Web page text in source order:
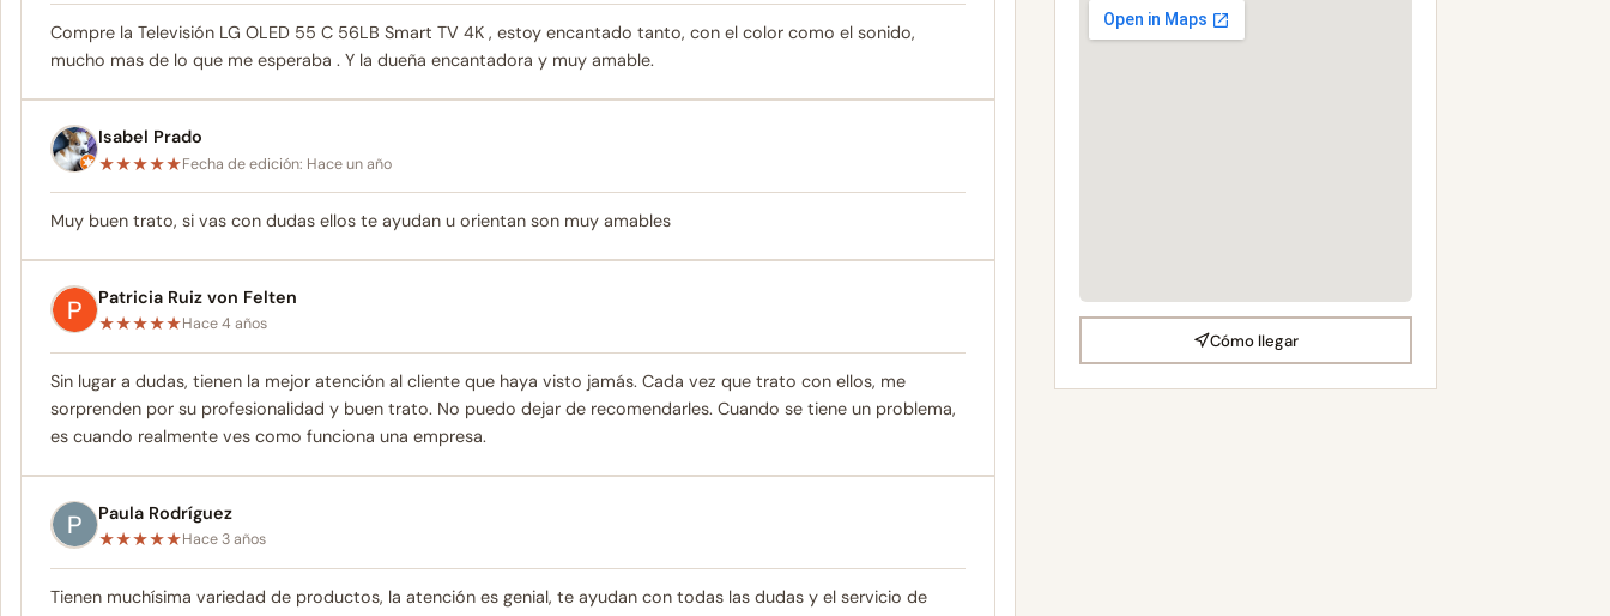
Compre la Televisión LG OLED 55 C 56LB Smart TV 4K , estoy encantado tanto, con el color como el sonido,
mucho mas de lo que me esperaba . Y la dueña encantadora y muy amable.
Isabel Prado
★★★★★Fecha de edición: Hace un año
Muy buen trato, si vas con dudas ellos te ayudan u orientan son muy amables
Patricia Ruiz von Felten
★★★★★Hace 4 años
Sin lugar a dudas, tienen la mejor atención al cliente que haya visto jamás. Cada vez que trato con ellos, me
sorprenden por su profesionalidad y buen trato. No puedo dejar de recomendarles. Cuando se tiene un problema,
es cuando realmente ves como funciona una empresa.
Paula Rodríguez
★★★★★Hace 3 años
Tienen muchísima variedad de productos, la atención es genial, te ayudan con todas las dudas y el servicio de
Cómo llegar